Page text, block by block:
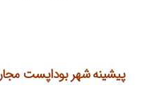
پیشینه شهر بوداپست